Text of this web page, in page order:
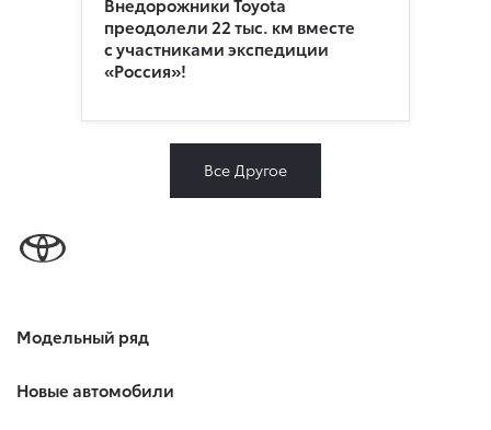
преодолели 22 тыс. км вместе
с участниками экспедиции
«Россия»!
Все Другое
Модельный ряд
Новые автомобили